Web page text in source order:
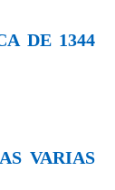
DE 1344
VARIAS